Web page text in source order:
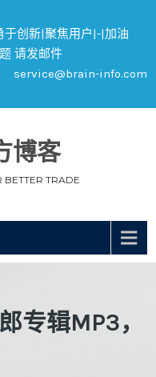
创新|聚焦用户|-|加油
请发邮件
service@brain-info.com
博客
BETTER TRADE
专辑MP3，